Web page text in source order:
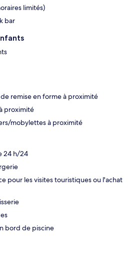
limités)
bar
remise en forme à proximité
proximité
mobylettes à proximité
24 h/24
pour les visites touristiques ou l'achat
bord de piscine